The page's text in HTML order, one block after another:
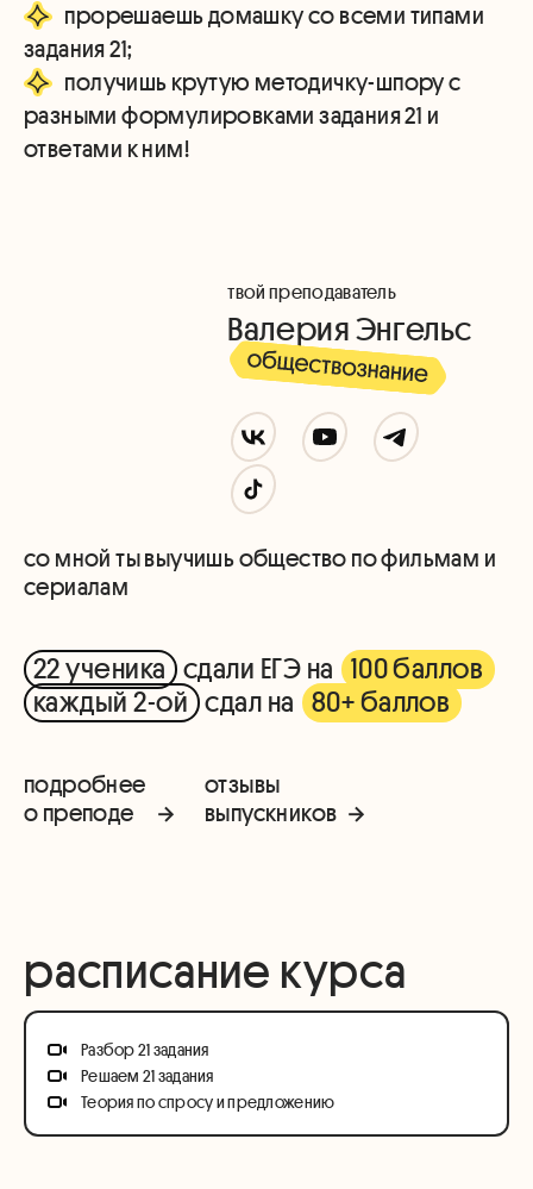
прорешаешь домашку со всеми типами
получишь крутую методичку-шпору с
разными формулировками задания 21 и
ответами к ним!
твой преподаватель
Валерия Энгельс
со мной ты выучишь общество по фильмам и
сериалам
подробнее
о преподе
22 ученика сдали ЕГЭ на
100 баллов
каждый 2-ой сдал на 80+ баллов
отзывы
выпускников
расписание курса
Разбор 21 задания
Решаем 21 задания
Теория по спросу и предложению